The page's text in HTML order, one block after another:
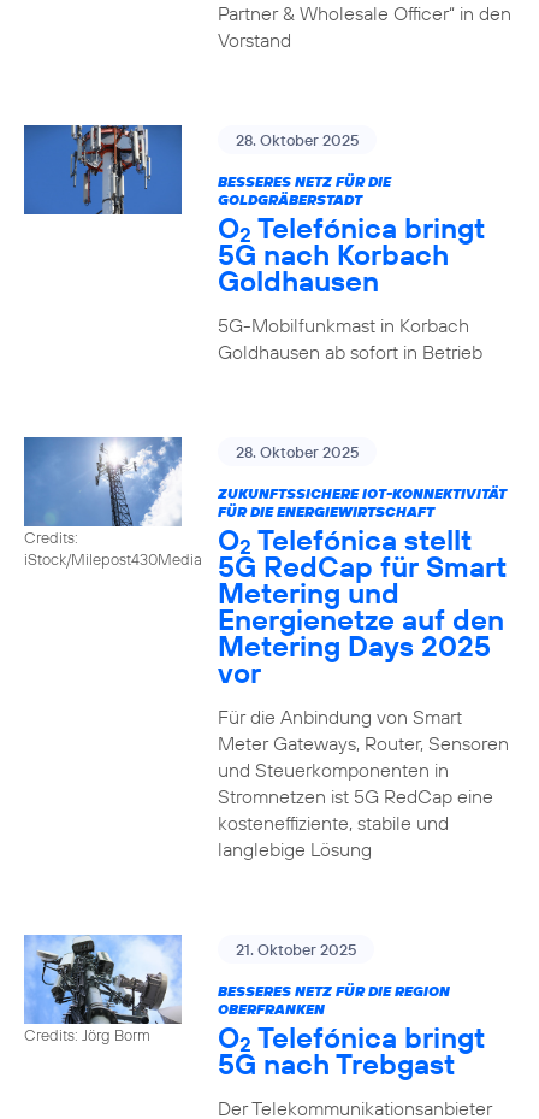
Partner & Wholesale Officer“ in den
Vorstand
28. Oktober 2025
BESSERES NETZ FÜR DIE
GOLDGRÄBERSTADT
O2 Telefónica bringt
5G nach Korbach
Goldhausen
5G-Mobilfunkmast in Korbach
Goldhausen ab sofort in Betrieb
Credits:
iStock/Milepost430Media
28. Oktober 2025
ZUKUNFTSSICHERE IOT-KONNEKTIVITÄT
FÜR DIE ENERGIEWIRTSCHAFT
O2 Telefónica stellt
5G RedCap für Smart
Metering und
Energienetze auf den
Metering Days 2025
vor
Für die Anbindung von Smart
Meter Gateways, Router, Sensoren
und Steuerkomponenten in
Stromnetzen ist 5G RedCap eine
kosteneffiziente, stabile und
langlebige Lösung
Credits: Jörg Borm
21. Oktober 2025
BESSERES NETZ FÜR DIE REGION
OBERFRANKEN
O2 Telefónica bringt
5G nach Trebgast
Der Telekommunikationsanbieter